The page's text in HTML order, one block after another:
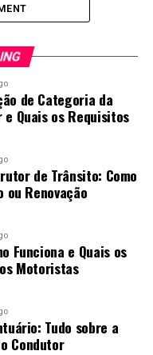
de Categoria da
e Quais os Requisitos
de Trânsito: Como
ou Renovação
Funciona e Quais os
Motoristas
Tudo sobre a
Condutor